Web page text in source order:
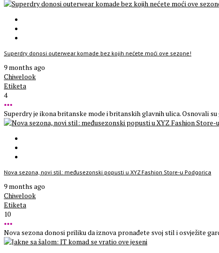
Superdry donosi outerwear komade bez kojih nećete moći ove sezone!
9 months ago
Chiwelook
Etiketa
4
•••
Superdry je ikona britanske mode i britanskih glavnih ulica. Osnovali
Nova sezona, novi stil: međusezonski popusti u XYZ Fashion Store-u Podgorica
9 months ago
Chiwelook
Etiketa
10
•••
Nova sezona donosi priliku da iznova pronađete svoj stil i osvježite